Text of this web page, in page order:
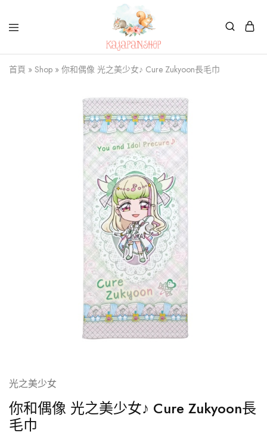
Kajapanshop
日
韓
店
首頁 » Shop » 你和偶像 光之美少女♪ Cure Zukyoon長毛巾
光之美少女
你和偶像 光之美少女♪ Cure Zukyoon長
毛巾